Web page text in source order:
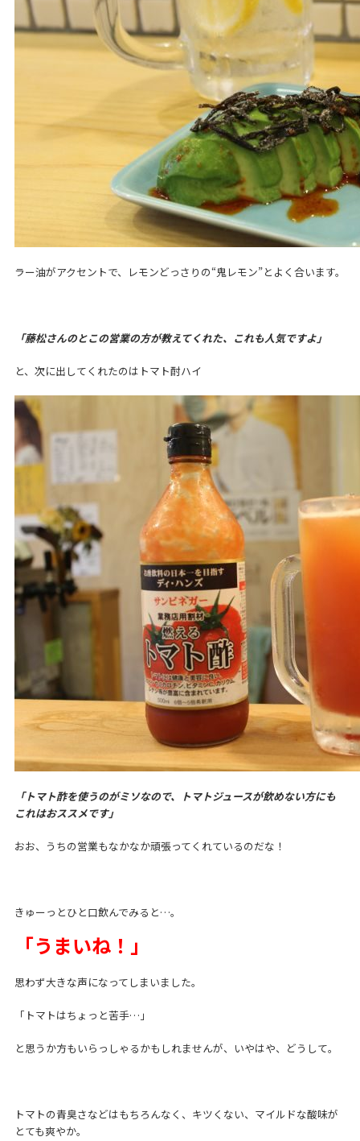
ラー油がアクセントで、レモンどっさりの“鬼レモン”とよく合います。
「藤松さんのとこの営業の方が教えてくれた、これも人気ですよ」
と、次に出してくれたのはトマト酎ハイ
「トマト酢を使うのがミソなので、トマトジュースが飲めない方にも
これはおススメです」
おお、うちの営業もなかなか頑張ってくれているのだな！
きゅーっとひと口飲んでみると…。
「うまいね！」
思わず大きな声になってしまいました。
「トマトはちょっと苦手…」
と思うか方もいらっしゃるかもしれませんが、いやはや、どうして。
トマトの青臭さなどはもちろんなく、キツくない、マイルドな酸味が
とても爽やか。